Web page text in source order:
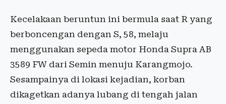
Kecelakaan beruntun ini bermula saat R yang
berboncengan dengan S, 58, melaju
menggunakan sepeda motor Honda Supra AB
3589 FW dari Semin menuju Karangmojo.
Sesampainya di lokasi kejadian, korban
dikagetkan adanya lubang di tengah jalan